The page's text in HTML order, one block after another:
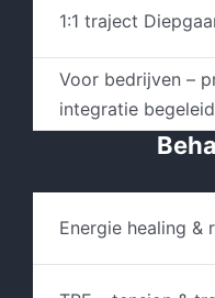
1:1 traject
Voor bedrijven –
integratie
Energie healing &